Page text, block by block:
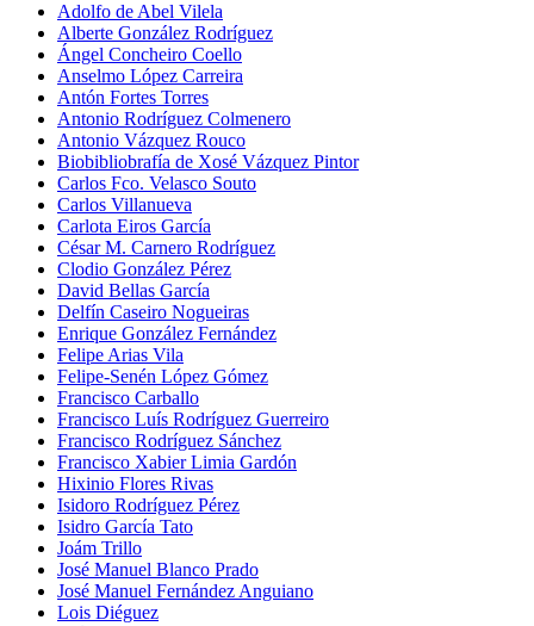
Adolfo de Abel Vilela
Alberte González Rodríguez
Ángel Concheiro Coello
Anselmo López Carreira
Antón Fortes Torres
Antonio Rodríguez Colmenero
Antonio Vázquez Rouco
Biobibliobrafía de Xosé Vázquez Pintor
Carlos Fco. Velasco Souto
Carlos Villanueva
Carlota Eiros García
César M. Carnero Rodríguez
Clodio González Pérez
David Bellas García
Delfín Caseiro Nogueiras
Enrique González Fernández
Felipe Arias Vila
Felipe-Senén López Gómez
Francisco Carballo
Francisco Luís Rodríguez Guerreiro
Francisco Rodríguez Sánchez
Francisco Xabier Limia Gardón
Hixinio Flores Rivas
Isidoro Rodríguez Pérez
Isidro García Tato
Joám Trillo
José Manuel Blanco Prado
José Manuel Fernández Anguiano
Lois Diéguez